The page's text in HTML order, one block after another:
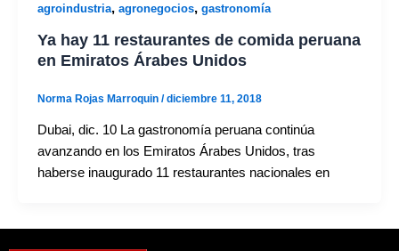
agroindustria, agronegocios, gastronomía
Ya hay 11 restaurantes de comida peruana
en Emiratos Árabes Unidos
Norma Rojas Marroquin /diciembre 11, 2018
Dubai, dic. 10 La gastronomía peruana continúa
avanzando en los Emiratos Árabes Unidos, tras
haberse inaugurado 11 restaurantes nacionales en